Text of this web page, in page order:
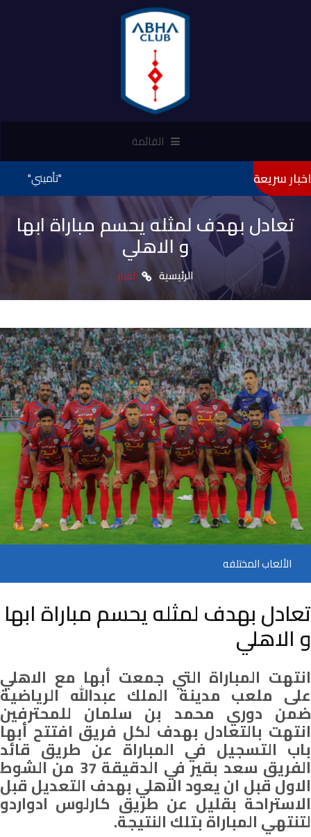
القائمة
اخبار سريعة "تأميني" راعيًا لنادي أبها
تعادل بهدف لمثله يحسم مباراة ابها
و الاهلي
الرئيسية اخبار
الألعاب المختلفه
تعادل بهدف لمثله يحسم مباراة ابها
و الاهلي
انتهت المباراة التي جمعت أبها مع الاهلي
على ملعب مدينة الملك عبدالله الرياضية
ضمن دوري محمد بن سلمان للمحترفين
انتهت بالتعادل بهدف لكل فريق افتتح أبها
باب التسجيل في المباراة عن طريق قائد
الفريق سعد بقير في الدقيقة 37 من الشوط
الاول قبل ان يعود الاهلي بهدف التعديل قبل
الاستراحة بقليل عن طريق كارلوس ادواردو
لتنتهي المباراة بتلك النتيجة.